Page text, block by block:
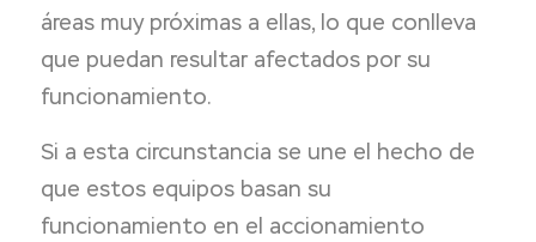
áreas muy próximas a ellas, lo que conlleva
que puedan resultar afectados por su
funcionamiento.
Si a esta circunstancia se une el hecho de
que estos equipos basan su
funcionamiento en el accionamiento